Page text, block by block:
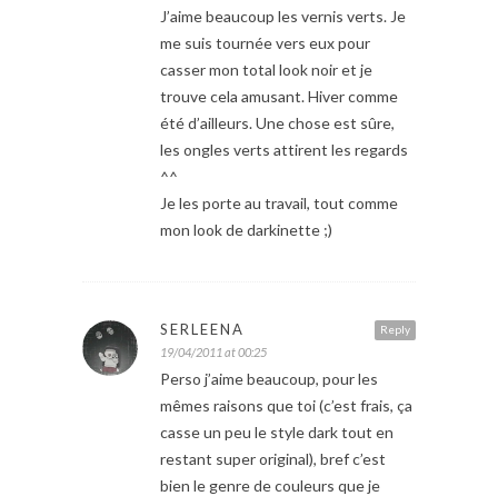
J’aime beaucoup les vernis verts. Je
me suis tournée vers eux pour
casser mon total look noir et je
trouve cela amusant. Hiver comme
été d’ailleurs. Une chose est sûre,
les ongles verts attirent les regards
^^
Je les porte au travail, tout comme
mon look de darkinette ;)
Reply
SERLEENA
19/04/2011 at 00:25
Perso j’aime beaucoup, pour les
mêmes raisons que toi (c’est frais, ça
casse un peu le style dark tout en
restant super original), bref c’est
bien le genre de couleurs que je